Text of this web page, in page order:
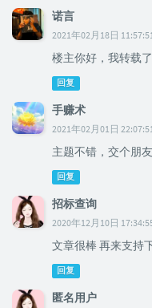
诺言
2021年02月18日
楼主你好，我转载
回复
手赚术
2021年02月01日
主题不错，交个朋友
回复
招标查询
2020年12月10日
文章很棒 再来支持
回复
匿名用户